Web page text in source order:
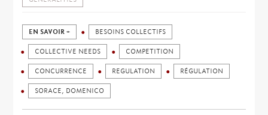
EN SAVOIR + BESOINS COLLECTIFS
COLLECTIVE NEEDS COMPETITION
CONCURRENCE REGULATION RÉGULATION
SORACE, DOMENICO